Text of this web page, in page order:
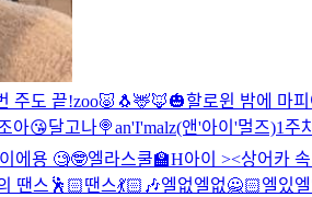
주도 끝!zoo🐷🐧🦌🦊🎃할로윈 밤에 마
아😘달고나🍭an'I'malz(앤'아이'멀즈)1주
에용 🧐🤓엘라스쿨🏫H아이 ><상어카
땐스🕺🏻땐스💃🏻🎶엘없엘없🙅🏻엘있